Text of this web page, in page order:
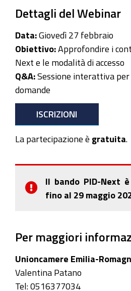
Dettagli del Webinar
Data: Giovedì 27 febbraio
Obiettivo: Approfondire i
Next e le modalità di accesso
Q&A: Sessione interattiva
domande
ISCRIZIONI
La partecipazione è gratuita
Il bando PID-Next
fino al 29 maggio
Per maggiori
Unioncamere Emilia-
Valentina Patano
Tel: 0516377034